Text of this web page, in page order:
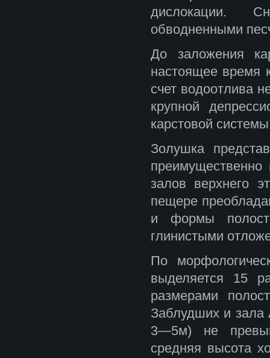
дислокации.
обводненными
До заложения
настоящее время
счет водоотлива
крупной
карстовой
Золушка
залов верхнего
пещере
и формы
глинистыми
По
выделяется 15
размерами
Заблудших и зала
3—5м) не
средняя высота